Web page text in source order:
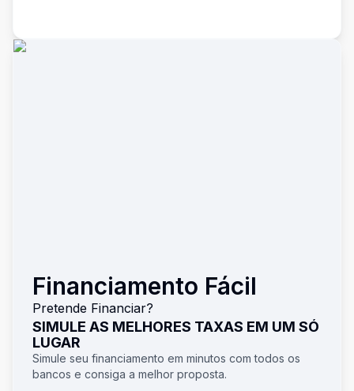
Financiamento Fácil
Pretende Financiar?
SIMULE AS MELHORES TAXAS EM UM SÓ
LUGAR
Simule seu financiamento em minutos com todos os
bancos e consiga a melhor proposta.